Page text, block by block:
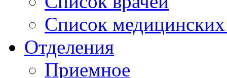
Список медицинских
Отделения
Приемное